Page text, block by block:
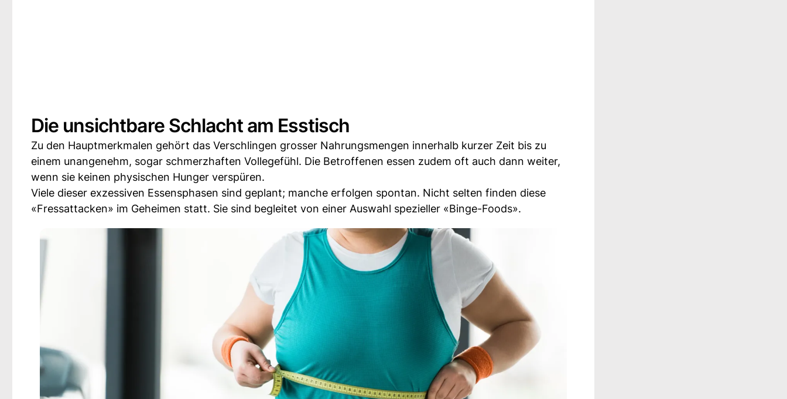
Die unsichtbare Schlacht am Esstisch
Zu den Hauptmerkmalen gehört das Verschlingen grosser Nahrungsmengen innerhalb kurzer Zeit bis zu
einem unangenehm, sogar schmerzhaften Vollegefühl. Die Betroffenen essen zudem oft auch dann weiter,
wenn sie keinen physischen Hunger verspüren.
Viele dieser exzessiven Essensphasen sind geplant; manche erfolgen spontan. Nicht selten finden diese
«Fressattacken» im Geheimen statt. Sie sind begleitet von einer Auswahl spezieller «Binge-Foods».